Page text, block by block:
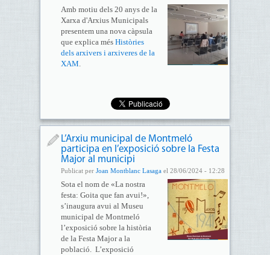
Amb motiu dels 20 anys de la
Xarxa d'Arxius Municipals
presentem una nova càpsula
que explica més Històries
dels arxivers i arxiveres de la
XAM.
L’Arxiu municipal de Montmeló
participa en l’exposició sobre la Festa
Major al municipi
Publicat per Joan Montblanc Lasagael 28/06/2024 - 12:28
Sota el nom de «La nostra
festa: Goita que fan avui!»,
s’inaugura avui al Museu
municipal de Montmeló
l’exposició sobre la història
de la Festa Major a la
població. L’exposició